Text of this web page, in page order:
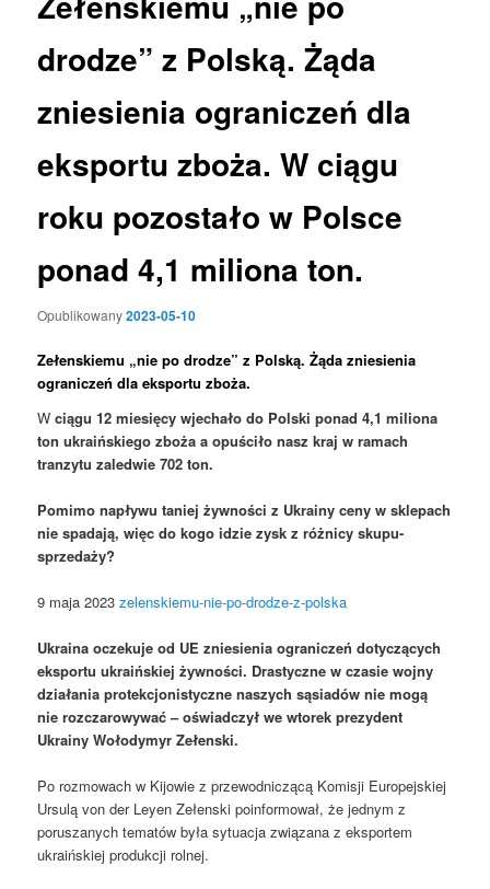
drodze” z Polską. Żąda
zniesienia ograniczeń dla
eksportu zboża. W ciągu
roku pozostało w Polsce
ponad 4,1 miliona ton.
Opublikowany2023-05-10
Zełenskiemu „nie po drodze” z Polską. Żąda zniesienia
ograniczeń dla eksportu zboża.
W ciągu 12 miesięcy wjechało do Polski ponad 4,1 miliona
ton ukraińskiego zboża a opuściło nasz kraj w ramach
tranzytu zaledwie 702 ton.
Pomimo napływu taniej żywności z Ukrainy ceny w sklepach
nie spadają, więc do kogo idzie zysk z różnicy skupu-
sprzedaży?
9 maja 2023zelenskiemu-nie-po-drodze-z-polska
Ukraina oczekuje od UE zniesienia ograniczeń dotyczących
eksportu ukraińskiej żywności. Drastyczne w czasie wojny
działania protekcjonistyczne naszych sąsiadów nie mogą
nie rozczarowywać – oświadczył we wtorek prezydent
Ukrainy Wołodymyr Zełenski.
Po rozmowach w Kijowie z przewodniczącą Komisji Europejskiej
Ursulą von der Leyen Zełenski poinformował, że jednym z
poruszanych tematów była sytuacja związana z eksportem
ukraińskiej produkcji rolnej.